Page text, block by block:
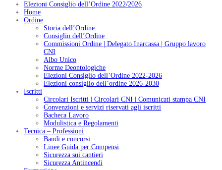
Elezioni Consiglio dell’Ordine 2022/2026
Home
Ordine
Storia dell’Ordine
Consiglio dell’Ordine
Commissioni Ordine | Delegato Inarcassa | Gruppo lavoro
CNI
Albo Unico
Norme Deontologiche
Elezioni Consiglio dell’Ordine 2022-2026
Elezioni consiglio dell’ordine 2026-2030
Iscritti
Circolari Iscritti | Circolari CNI | Comunicati stampa CNI
Convenzioni e servizi riservati agli iscritti
Bacheca Lavoro
Modulistica e Regolamenti
Tecnica – Professioni
Bandi e concorsi
Linee Guida per Compensi
Sicurezza sui cantieri
Sicurezza Antincendi